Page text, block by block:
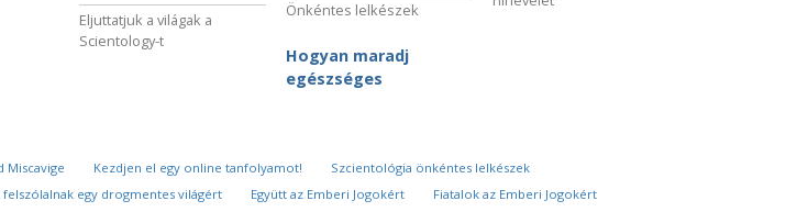
Eljuttatjuk a világak a
Scientology-t
Önkéntes lelkészek
Hogyan maradj
egészséges
Miscavige Kezdjen el egy online tanfolyamot!
Szcientológia önkéntes lelkészek
felszólalnak egy drogmentes világért Együtt az Emberi Jogokért
Fiatalok az Emberi Jogokért